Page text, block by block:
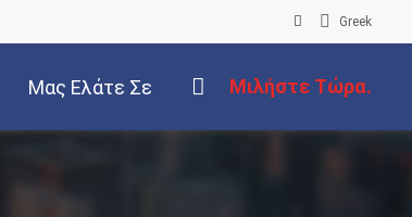
Greek
Μας Ελάτε Σε Μιλήστε Τώρα.